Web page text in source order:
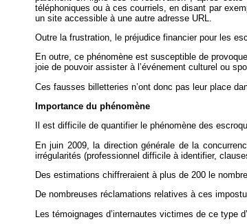
téléphoniques ou à ces courriels, en disant par
un site accessible à une autre adresse URL.
Outre la frustration, le préjudice financier pour les
En outre, ce phénomène est susceptible de
joie de pouvoir assister à l’événement culturel ou
Ces fausses billetteries n’ont donc pas leur place
Importance du phénomène
Il est difficile de quantifier le phénomène des
En juin 2009, la direction générale de la
irrégularités (professionnel difficile à identifier,
Des estimations chiffreraient à plus de 200 le
De nombreuses réclamations relatives à ces
Les témoignages d’internautes victimes de ce type